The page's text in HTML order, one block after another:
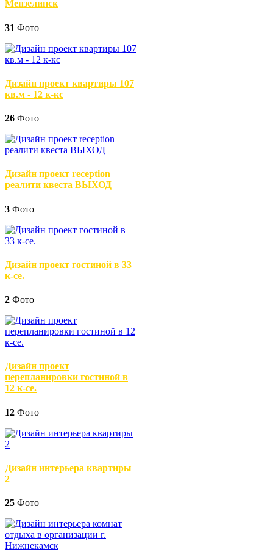
Мензелинск
31 Фото
Дизайн проект квартиры 107
кв.м - 12 к-кс
26 Фото
Дизайн проект reception
реалити квеста ВЫХОД
3 Фото
Дизайн проект гостиной в 33
к-се.
2 Фото
Дизайн проект
перепланировки гостиной в
12 к-се.
12 Фото
Дизайн интерьера квартиры
2
25 Фото